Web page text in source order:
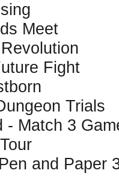
Meet
Fight
Trials
- Match 3
and Paper